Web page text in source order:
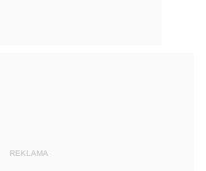
REKLAMA